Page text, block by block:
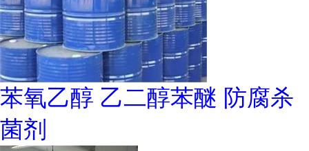
苯氧乙醇 乙二醇苯醚 防腐杀
菌剂